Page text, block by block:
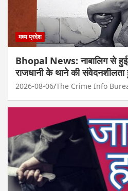
मध्य प्रदेश
Bhopal News: नाबालिग से हुई
राजधानी के थाने की संवेदनशीलता
2026-08-06 The Crime Info